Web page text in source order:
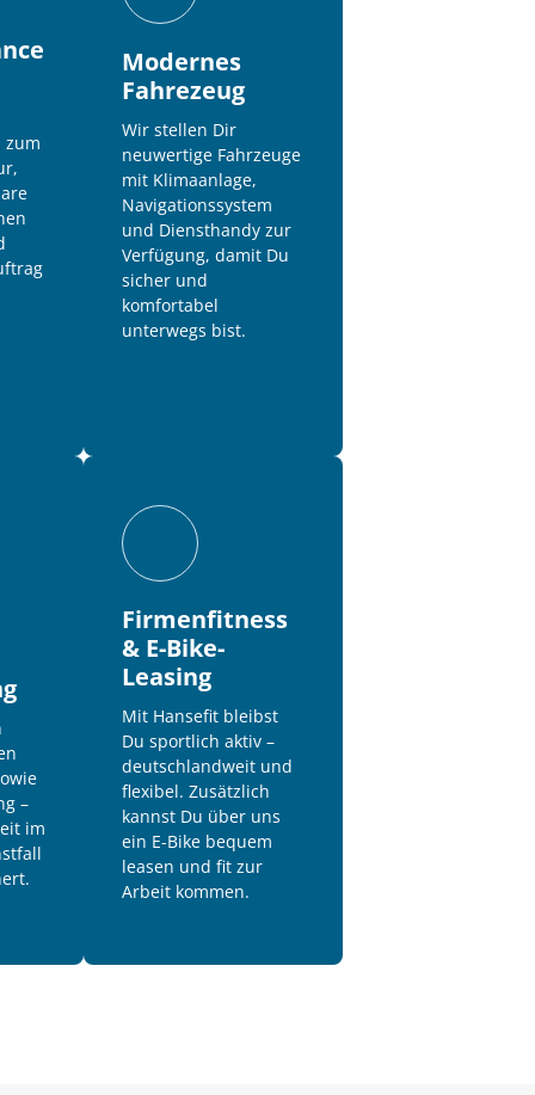
zum
Modernes
Fahrezeug
Wir stellen
Dir
neuwertige
Fahrzeuge
mit
und Diensthandy
zur
Verfügung, damit
sicher
unterwegs bist.
–
im
Firmenfitness
& E-Bike-
Leasing
Mit Hansefit bleibst
Du sportlich aktiv –
deutschlandweit und
flexibel. Zusätzlich
kannst Du über uns
ein E-Bike bequem
leasen und fit zur
Arbeit kommen.